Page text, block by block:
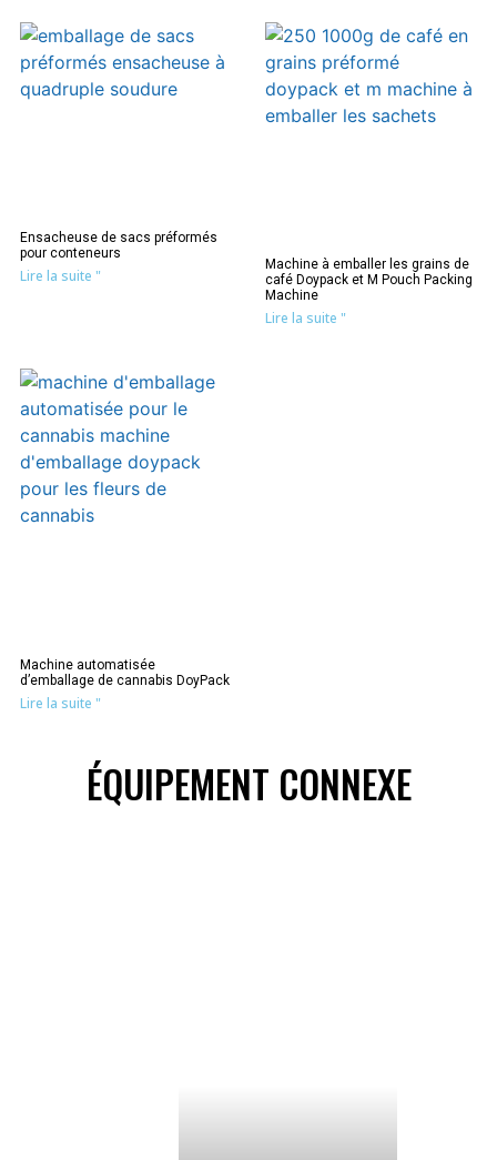
Ensacheuse de sacs préformés
pour conteneurs
Lire la suite "
Machine à emballer les grains de
café Doypack et M Pouch Packing
Machine
Lire la suite "
Machine automatisée
d’emballage de cannabis DoyPack
Lire la suite "
ÉQUIPEMENT CONNEXE